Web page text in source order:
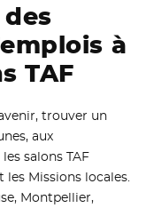
à
TAF
trouver un
aux
salons TAF
Missions locales.
Montpellier,